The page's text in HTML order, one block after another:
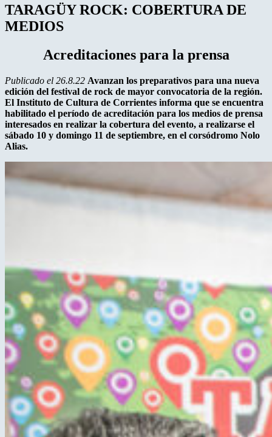
TARAGÜY ROCK: COBERTURA DE
MEDIOS
Acreditaciones para la prensa
Publicado el 26.8.22 Avanzan los preparativos para una nueva
edición del festival de rock de mayor convocatoria de la región.
El Instituto de Cultura de Corrientes informa que se encuentra
habilitado el período de acreditación para los medios de prensa
interesados en realizar la cobertura del evento, a realizarse el
sábado 10 y domingo 11 de septiembre, en el corsódromo Nolo
Alias.